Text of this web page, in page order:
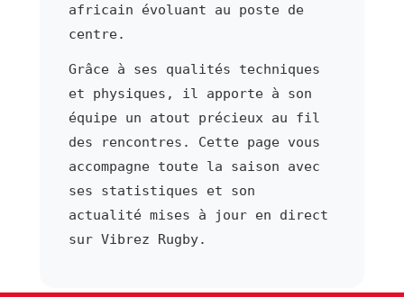
africain évoluant au poste de
centre.
Grâce à ses qualités techniques
et physiques, il apporte à son
équipe un atout précieux au fil
des rencontres. Cette page vous
accompagne toute la saison avec
ses statistiques et son
actualité mises à jour en direct
sur Vibrez Rugby.